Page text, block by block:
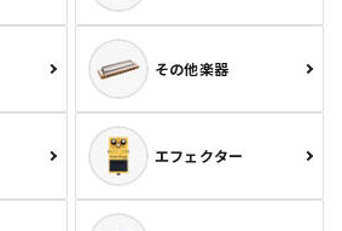
その他楽器
エフェクター